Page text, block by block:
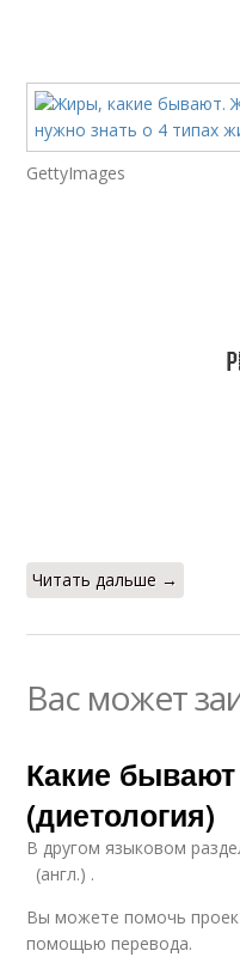
GettyImages
Читать дальше →
Вас может
Какие
(диетология)
В другом языковом
(англ.) .
Вы можете помочь
помощью перевода.